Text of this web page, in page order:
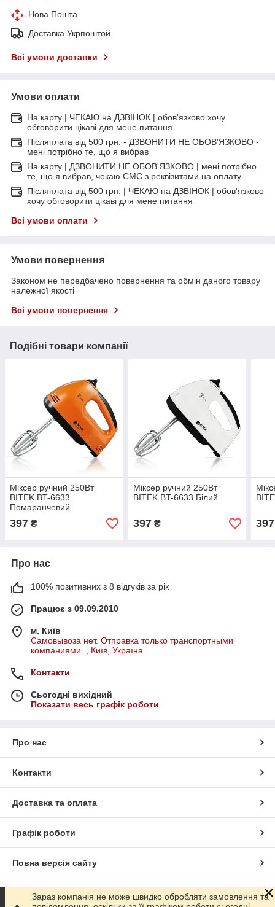
Нова Пошта
Доставка Укрпоштой
Всі умови доставки
Умови оплати
На карту | ЧЕКАЮ на ДЗВІНОК | обов'язково хочу
обговорити цікаві для мене питання
Післяплата від 500 грн. - ДЗВОНИТИ НЕ ОБОВ'ЯЗКОВО -
мені потрібно те, що я вибрав
На карту | ДЗВОНИТИ НЕ ОБОВ'ЯЗКОВО | мені потрібно
те, що я вибрав, чекаю СМС з реквізитами на оплату
Післяплата від 500 грн. | ЧЕКАЮ на ДЗВІНОК | обов'язково
хочу обговорити цікаві для мене питання
Всі умови оплати
Умови повернення
Законом не передбачено повернення та обмін даного товару
належної якості
Всі умови повернення
Подібні товари компанії
Міксер ручний 250Вт
BITEK BT-6633
Помаранчевий
397 ₴
Міксер ручний 250Вт
BITEK BT-6633 Білий
397₴ 397
Про нас
100% позитивних з 8 відгуків за рік
Працює з 09.09.2010
м. Київ
Самовывоза нет. Отправка только транспортными
компаниями. , Київ, Україна
Контакти
Сьогодні вихідний
Показати весь графік роботи
Про нас
Контакти
Доставка та оплата
Графік роботи
Повна версія сайту
Сайт створено на маркетплейсіProm.ua
Зараз компанія не може швидко обробляти замовлення та